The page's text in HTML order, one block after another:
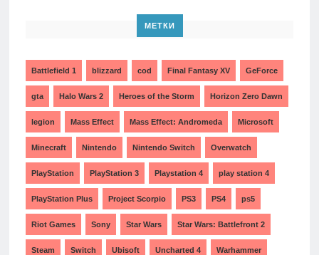
МЕТКИ
Battlefield 1 blizzard cod Final Fantasy XV GeForce
gta Halo Wars 2 Heroes of the Storm Horizon Zero Dawn
legion Mass Effect Mass Effect: Andromeda Microsoft
Minecraft Nintendo Nintendo Switch Overwatch
PlayStation PlayStation 3 Playstation 4 play station 4
PlayStation Plus Project Scorpio PS3 PS4 ps5
Riot Games Sony Star Wars Star Wars: Battlefront 2
Steam Switch Ubisoft Uncharted 4 Warhammer